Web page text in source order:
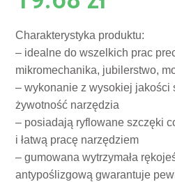
Charakterystyka produktu:
– idealne do wszelkich prac
mikromechanika, jubilerstwo,
– wykonanie z wysokiej jakości
żywotność narzędzia
– posiadają ryflowane szczęki
i łatwą pracę narzędziem
– gumowana wytrzymała
antypoślizgową gwarantuje